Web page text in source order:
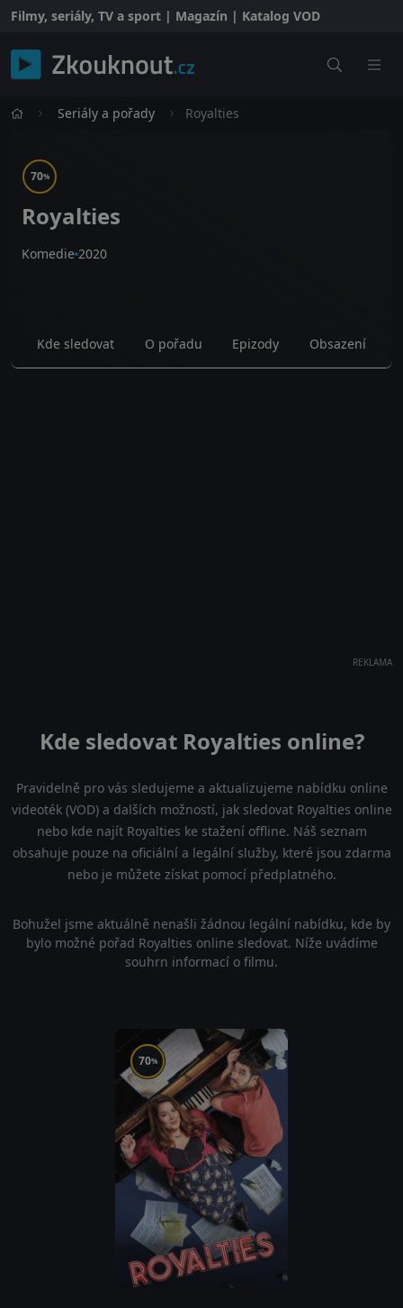
Filmy, seriály, TV a sport | Magazín | Katalog VOD
Seriály a pořady Royalties
70%
Royalties
Komedie 2020
Kde sledovat O pořadu Epizody Obsazení
REKLAMA
Kde sledovat Royalties online?
Pravidelně pro vás sledujeme a aktualizujeme nabídku online
videoték (VOD) a dalších možností, jak sledovat Royalties online
nebo kde najít Royalties ke stažení offline. Náš seznam
obsahuje pouze na oficiální a legální služby, které jsou zdarma
nebo je můžete získat pomocí předplatného.
Bohužel jsme aktuálně nenašli žádnou legální nabídku, kde by
bylo možné pořad Royalties online sledovat. Níže uvádíme
souhrn informací o filmu.
70%